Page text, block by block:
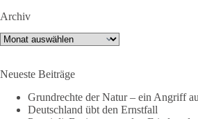
🟩🟩🟦🟦🟥🟥🟧🟧
Menschen mitbekommen, wofür wir stehen
lohnt, dieBasis zu wählen.
Mehr Infos:https://diebasis-st.de/
Archiv
Archiv
Neueste Beiträge
Grundrechte der Natur – ein Angriff
Deutschland übt den Ernstfall